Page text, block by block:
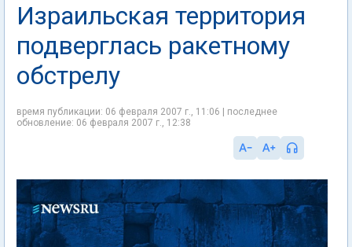
Израильская территория
подверглась ракетному
обстрелу
время публикации: 06 февраля 2007 г., 11:06 | последнее
обновление: 06 февраля 2007 г., 12:38